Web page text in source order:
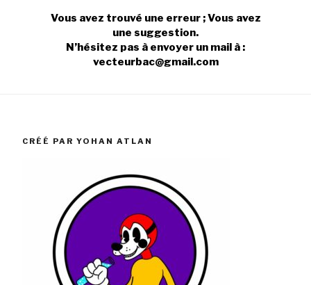
Vous avez trouvé une erreur ; Vous avez
une suggestion.
N’hésitez pas à envoyer un mail à :
vecteurbac@gmail.com
CRÉÉ PAR YOHAN ATLAN